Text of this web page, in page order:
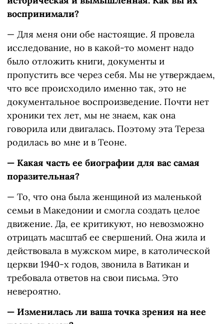
воспринимали?
— Для меня они обе настоящие. Я провела
исследование, но в какой-то момент надо
было отложить книги, документы и
пропустить все через себя. Мы не утверждаем,
что все происходило именно так, это не
документальное воспроизведение. Почти нет
хроники тех лет, мы не знаем, как она
говорила или двигалась. Поэтому эта Тереза
родилась во мне и в Теоне.
— Какая часть ее биографии для вас самая
поразительная?
— То, что она была женщиной из маленькой
семьи в Македонии и смогла создать целое
движение. Да, ее критикуют, но невозможно
отрицать масштаб ее свершений. Она жила и
действовала в мужском мире, в католической
церкви 1940-х годов, звонила в Ватикан и
требовала ответов на свои письма. Это
невероятно.
— Изменилась ли ваша точка зрения на нее